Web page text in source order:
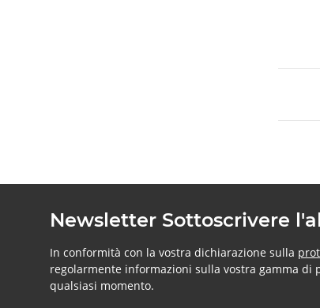
Newsletter Sottoscrivere
In conformità con la vostra dichiarazione sulla
regolarmente informazioni sulla vostra gamma
qualsiasi momento.